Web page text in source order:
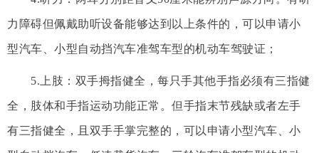
力障碍但佩戴助听设备能够达到以上条件的，可以申请小
型汽车、小型自动挡汽车准驾车型的机动车驾驶证；
5.上肢：双手拇指健全，每只手其他手指必须有三指健
全，肢体和手指运动功能正常。但手指末节残缺或者左手
有三指健全，且双手手掌完整的，可以申请小型汽车、小